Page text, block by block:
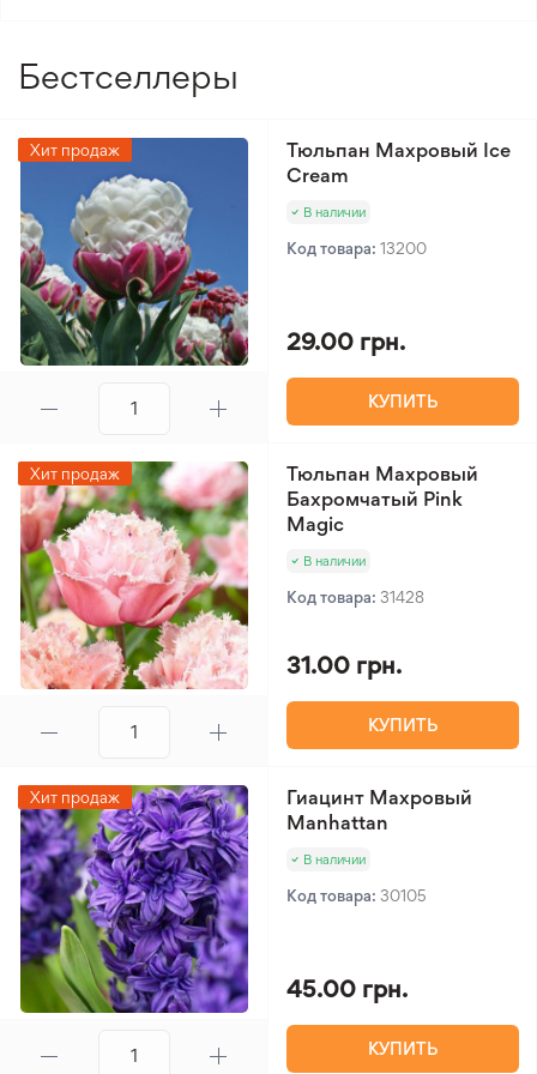
Вид лилии
Бестселлеры
Хит продаж
Тюльпан Махровый Ice
Cream
В наличии
Код товара: 13200
29.00 грн.
КУПИТЬ
Хит продаж
Тюльпан Махровый
Бахромчатый Pink
Magic
В наличии
Код товара: 31428
31.00 грн.
КУПИТЬ
Хит продаж
Гиацинт Махровый
Manhattan
В наличии
Код товара: 30105
45.00 грн.
КУПИТЬ